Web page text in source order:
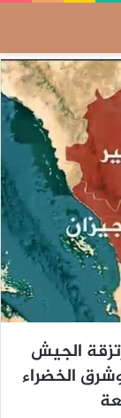
الجيش
الخضراء